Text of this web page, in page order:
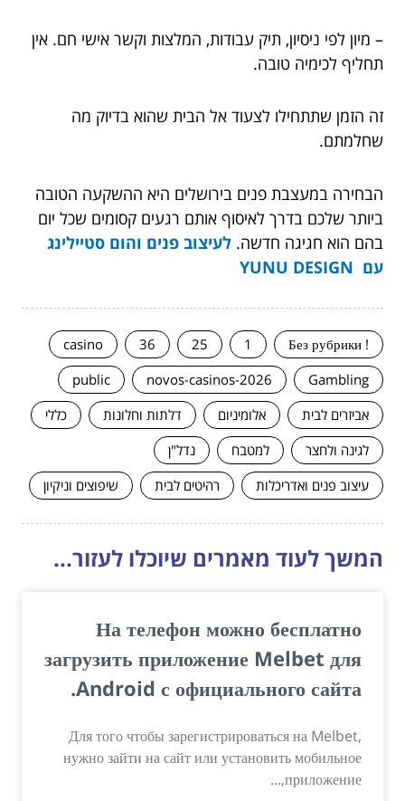
– מיון לפי ניסיון, תיק עבודות, המלצות וקשר אישי חם. אין
תחליף לכימיה טובה.
זה הזמן שתתחילו לצעוד אל הבית שהוא בדיוק מה
שחלמתם.
הבחירה במעצבת פנים בירושלים היא ההשקעה הטובה
ביותר שלכם בדרך לאיסוף אותם רגעים קסומים שכל יום
בהם הוא חגיגה חדשה. לעיצוב פנים והום סטיילינג
עם YUNU DESIGN
! Без рубрики
1
25
36
casino
Gambling
novos-casinos-2026
public
אביזרים לבית
אלומיניום דלתות וחלונות
כללי
לגינה ולחצר
למטבח
נדל"ן
עיצוב פנים ואדריכלות
רהיטים לבית שיפוצים וניקיון
המשך לעוד מאמרים שיוכלו לעזור...
На телефон можно бесплатно
загрузить приложение Melbet для
Android с официального сайта.
Для того чтобы зарегистрироваться на Melbet,
нужно зайти на сайт или установить мобильное
приложение,...